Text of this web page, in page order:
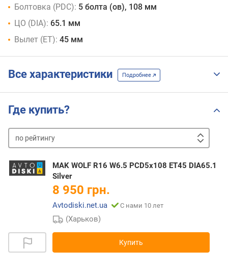
Болтовка (PDC): 5 болта (ов), 108 мм
ЦО (DIA): 65.1 мм
Вылет (ET): 45 мм
Все характеристики Подробнее
Где купить?
по
рейтингу от
дорогимот
MAK WOLF R16 W6.5 PCD5x108 ET45 DIA65.1
Silver
8 950 грн.
Avtodiski.net.ua С нами 10 лет
(Харьков)
Купить